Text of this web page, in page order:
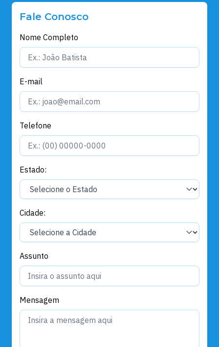
Fale Conosco
Nome Completo
E-mail
Telefone
Estado:
Cidade:
Assunto
Mensagem